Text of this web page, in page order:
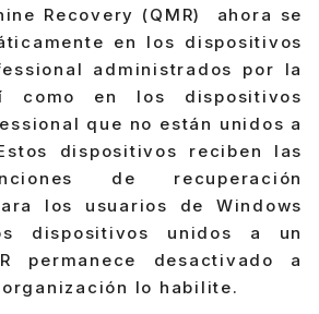
Recovery (QMR) ahora se
en los dispositivos
administrados por la
como en los dispositivos
que no están unidos a
dispositivos reciben las
de recuperación
los usuarios de Windows
dispositivos unidos a un
permanece desactivado a
lo habilite.